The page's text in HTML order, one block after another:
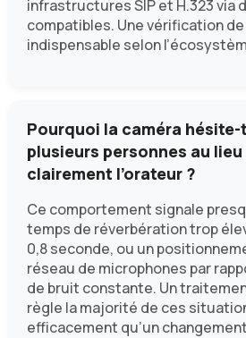
infrastructures SIP et H.323 via
compatibles. Une vérification
indispensable selon
Pourquoi la caméra
plusieurs personnes au
clairement l’orateur ?
Ce comportement signale
temps de réverbération trop
0,8 seconde, ou un
réseau de microphones par
de bruit constante. Un
règle la majorité de ces
efficacement qu’un